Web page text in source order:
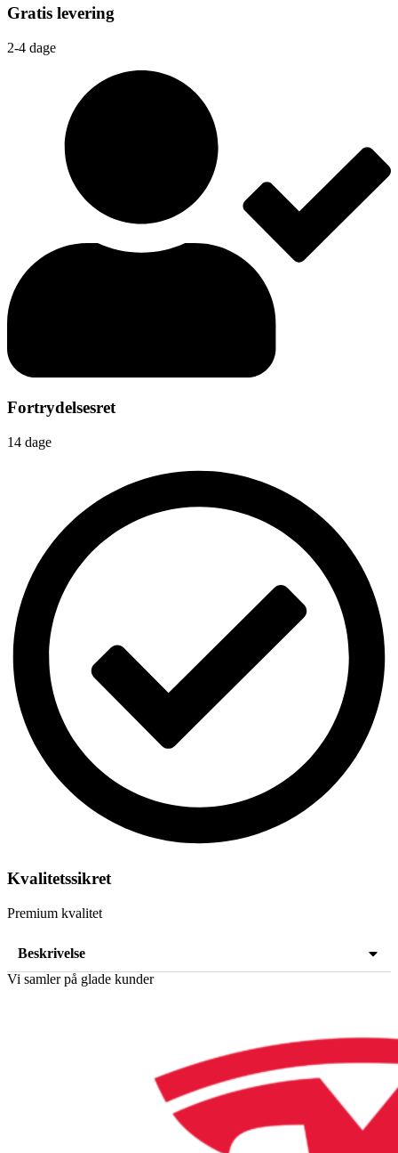
Gratis levering
2-4 dage
Fortrydelsesret
14 dage
Kvalitetssikret
Premium kvalitet
Beskrivelse
Vi samler på glade kunder